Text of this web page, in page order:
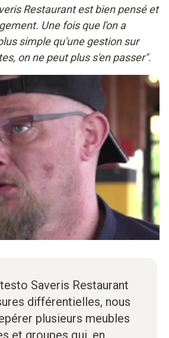
Restaurant est bien pensé et
Une fois que l'on a
simple qu'une gestion sur
on ne peut plus s'en passer".
Saveris Restaurant
différentielles, nous
plusieurs meubles
et groupes qui, en